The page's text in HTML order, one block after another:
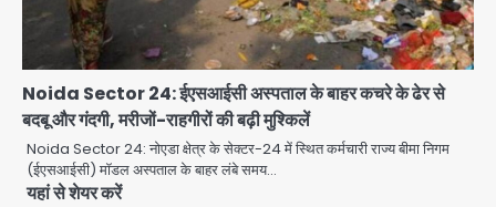
Noida Sector 24: ईएसआईसी अस्पताल के बाहर कचरे के ढेर से
बदबू और गंदगी, मरीजों-राहगीरों की बढ़ी मुश्किलें
Noida Sector 24: नोएडा क्षेत्र के सेक्टर-24 में स्थित कर्मचारी राज्य बीमा निगम
(ईएसआईसी) मॉडल अस्पताल के बाहर लंबे समय…
यहां से शेयर करें
4
Greater Noida road accident:
तेज रफ्तार कार की टक्कर से बाइक सवार दो
युवकों की मौत, परिवारों में मातम
Avinash Kumar
5
Iljin fire accident: इलजिन
इलेक्ट्रॉनिक्स की बिल्डिंग में बड़े निर्माण दोष,
कंक्रीट बीम तिरछा; पीडब्ल्यूडी ऑडिट में
Avinash Kumar